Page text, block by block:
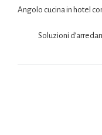
Angolo cucina in hotel
Soluzioni